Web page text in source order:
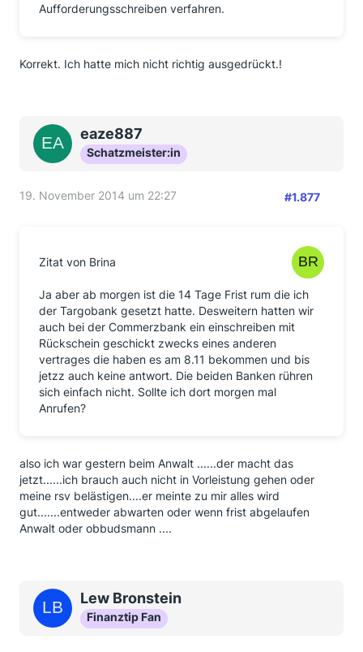
Aufforderungsschreiben verfahren.
Korrekt. Ich hatte mich nicht richtig ausgedrückt.!
eaze887
Schatzmeister:in
19. November 2014 um 22:27 #1.877
Zitat von Brina
Ja aber ab morgen ist die 14 Tage Frist rum die ich
der Targobank gesetzt hatte. Desweitern hatten wir
auch bei der Commerzbank ein einschreiben mit
Rückschein geschickt zwecks eines anderen
vertrages die haben es am 8.11 bekommen und bis
jetzz auch keine antwort. Die beiden Banken rühren
sich einfach nicht. Sollte ich dort morgen mal
Anrufen?
also ich war gestern beim Anwalt ......der macht das
jetzt......ich brauch auch nicht in Vorleistung gehen oder
meine rsv belästigen....er meinte zu mir alles wird
gut.......entweder abwarten oder wenn frist abgelaufen
Anwalt oder obbudsmann ....
Lew Bronstein
Finanztip Fan